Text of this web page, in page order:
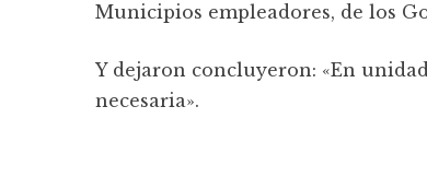
Municipios empleadores, de los
Y dejaron concluyeron: «En
necesaria».